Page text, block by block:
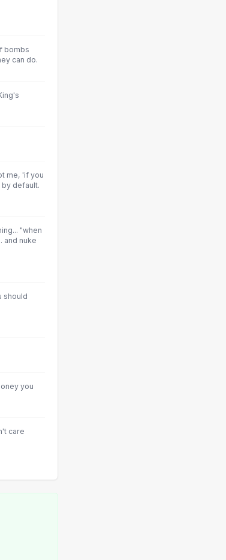
bombs
can do.
me, 'if you
default.
"when
and nuke
should
you
care